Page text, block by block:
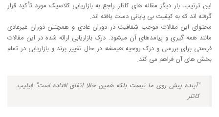
این ترتیب، بار دیگر مقاله های کاتلر راجع به بازاریابی کلاسیک مورد تأکید قرار
گرفته اند که به کیفیت بی پایانی دست یافته اند.
محتوای این مقالات موجب شفافیت در دوران عادی و همچنین دوران غیرعادی
مانند همه گیری و پیامدهای آن میشود. درک بازاریابی ارائه شده در این مقالات
فرصتی برای بررسی و درک روحیه هیمشه در حال تغییر برند و بازاریابی در تمام
بخش های آن فراهم می کند.
"آینده پیش روی ما نیست بلکه همین حالا اتفاق افتاده است" فیلیپ
کاتلر